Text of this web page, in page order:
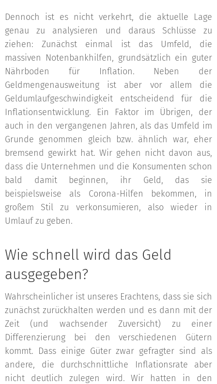
Dennoch ist es nicht verkehrt, die aktuelle Lage
genau zu analysieren und daraus Schlüsse zu
ziehen: Zunächst einmal ist das Umfeld, die
massiven Notenbankhilfen, grundsätzlich ein guter
Nährboden für Inflation. Neben der
Geldmengenausweitung ist aber vor allem die
Geldumlaufgeschwindigkeit entscheidend für die
Inflationsentwicklung. Ein Faktor im Übrigen, der
auch in den vergangenen Jahren, als das Umfeld im
Grunde genommen gleich bzw. ähnlich war, eher
bremsend gewirkt hat. Wir gehen nicht davon aus,
dass die Unternehmen und die Konsumenten schon
bald damit beginnen, ihr Geld, das sie
beispielsweise als Corona-Hilfen bekommen, in
großem Stil zu verkonsumieren, also wieder in
Umlauf zu geben.
Wie schnell wird das Geld
ausgegeben?
Wahrscheinlicher ist unseres Erachtens, dass sie sich
zunächst zurückhalten werden und es dann mit der
Zeit (und wachsender Zuversicht) zu einer
Differenzierung bei den verschiedenen Gütern
kommt. Dass einige Güter zwar gefragter sind als
andere, die durchschnittliche Inflationsrate aber
nicht deutlich zulegen wird. Wir hatten in den